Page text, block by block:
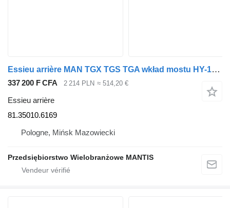
Essieu arrière MAN TGX TGS TGA wkład mostu HY-1350 38:15 2019 rok 81.35010.6169 pour tracteur routier
337 200 F CFA 2 214 PLN ≈ 514,20 €
Essieu arrière
81.35010.6169
Pologne, Mińsk Mazowiecki
Przedsiębiorstwo Wielobranżowe MANTIS